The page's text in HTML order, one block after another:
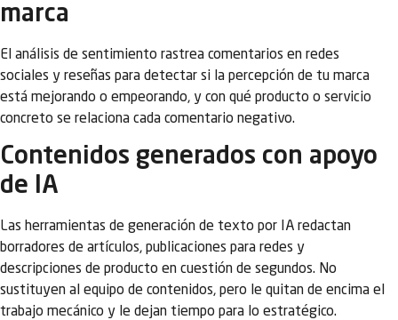
marca
El análisis de sentimiento rastrea comentarios en redes
sociales y reseñas para detectar si la percepción de tu marca
está mejorando o empeorando, y con qué producto o servicio
concreto se relaciona cada comentario negativo.
Contenidos generados con apoyo
de IA
Las herramientas de generación de texto por IA redactan
borradores de artículos, publicaciones para redes y
descripciones de producto en cuestión de segundos. No
sustituyen al equipo de contenidos, pero le quitan de encima el
trabajo mecánico y le dejan tiempo para lo estratégico.